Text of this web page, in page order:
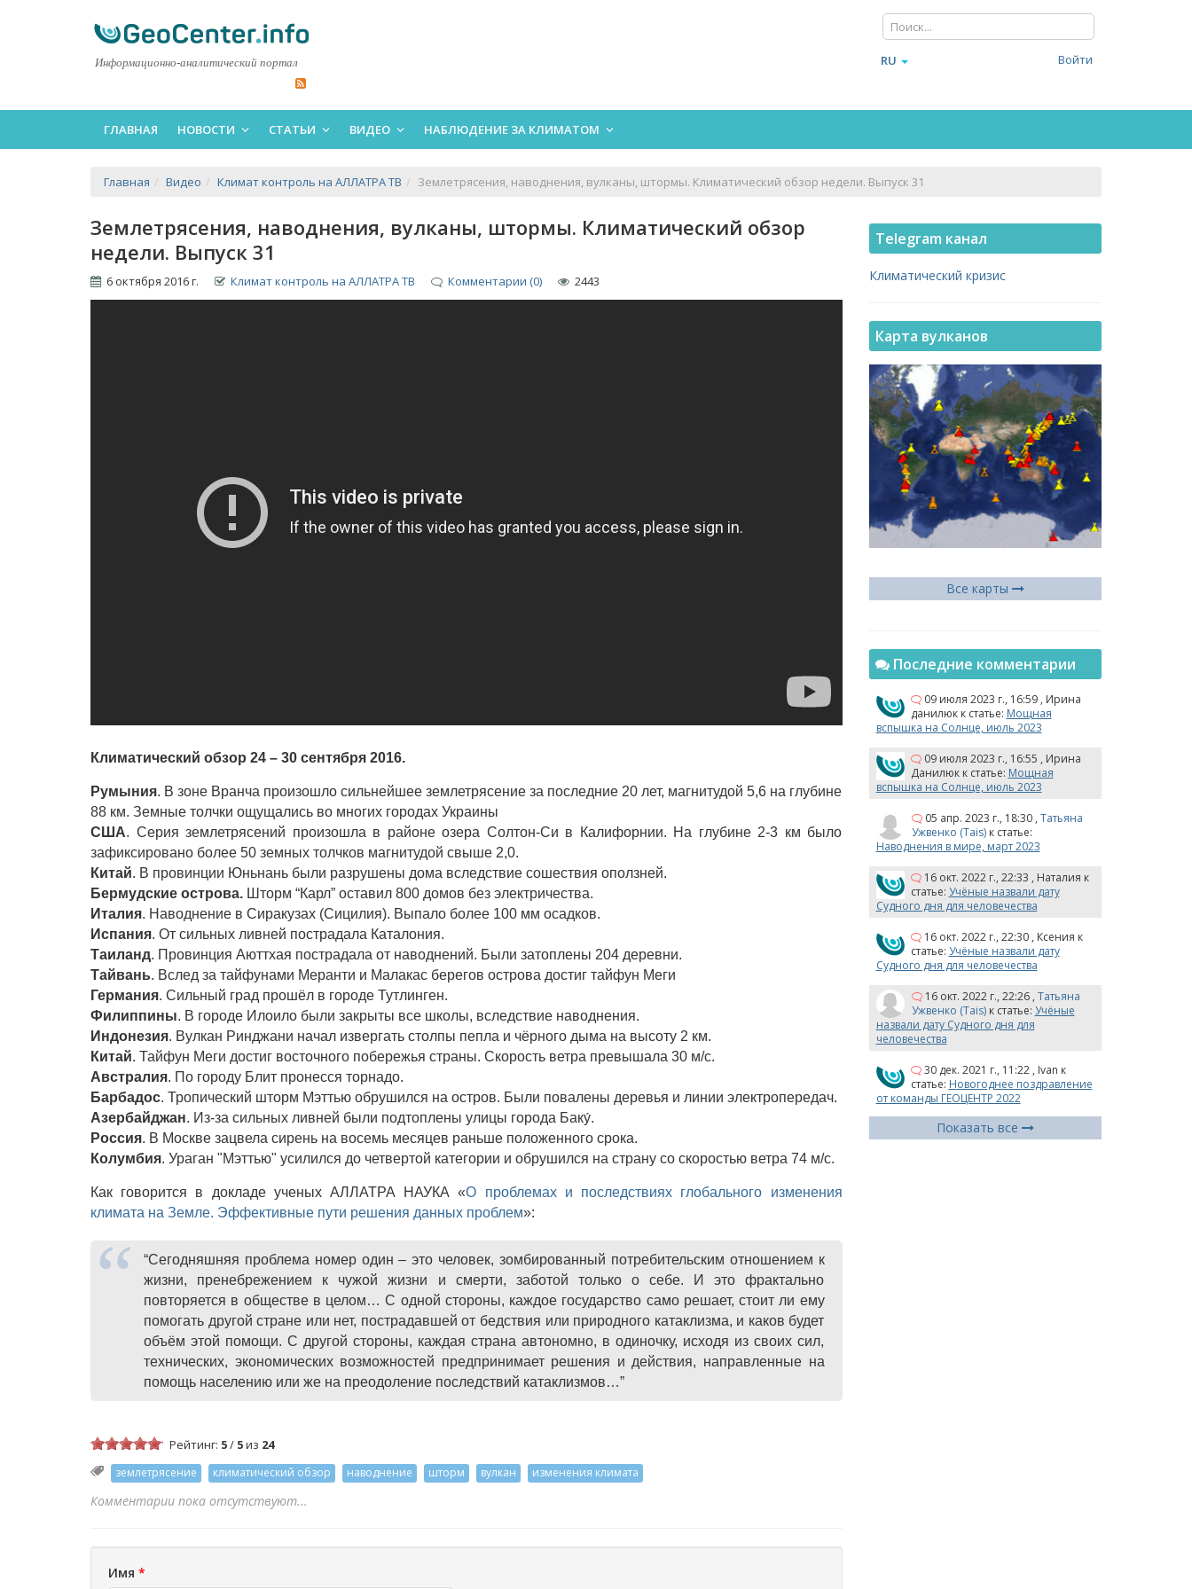
Информационно-аналитический портал RU Войти
ГЛАВНАЯ НОВОСТИ СТАТЬИ ВИДЕО НАБЛЮДЕНИЕ ЗА КЛИМАТОМ
Главная Видео Климат контроль на АЛЛАТРА ТВ Землетрясения, наводнения, вулканы, штормы. Климатический обзор недели. Выпуск 31
Землетрясения, наводнения, вулканы, штормы. Климатический обзор
недели. Выпуск 31
6 октября 2016 г. Климат контроль на АЛЛАТРА ТВ Комментарии (0) 2443
Климатический обзор 24 – 30 сентября 2016.
Румыния. В зоне Вранча произошло сильнейшее землетрясение за последние 20 лет, магнитудой 5,6 на глубине
88 км. Земные толчки ощущались во многих городах Украины
США. Серия землетрясений произошла в районе озера Солтон-Си в Калифорнии. На глубине 2-3 км было
зафиксировано более 50 земных толчков магнитудой свыше 2,0.
Китай. В провинции Юньнань были разрушены дома вследствие сошествия оползней.
Бермудские острова. Шторм “Карл” оставил 800 домов без электричества.
Италия. Наводнение в Сиракузах (Сицилия). Выпало более 100 мм осадков.
Испания. От сильных ливней пострадала Каталония.
Таиланд. Провинция Аюттхая пострадала от наводнений. Были затоплены 204 деревни.
Тайвань. Вслед за тайфунами Меранти и Малакас берегов острова достиг тайфун Меги
Германия. Сильный град прошёл в городе Тутлинген.
Филиппины. В городе Илоило были закрыты все школы, вследствие наводнения.
Индонезия. Вулкан Ринджани начал извергать столпы пепла и чёрного дыма на высоту 2 км.
Китай. Тайфун Меги достиг восточного побережья страны. Скорость ветра превышала 30 м/с.
Австралия. По городу Блит пронесся торнадо.
Барбадос. Тропический шторм Мэттью обрушился на остров. Были повалены деревья и линии электропередач.
Азербайджан. Из-за сильных ливней были подтоплены улицы города Баку́.
Россия. В Москве зацвела сирень на восемь месяцев раньше положенного срока.
Колумбия. Ураган "Мэттью" усилился до четвертой категории и обрушился на страну со скоростью ветра 74 м/с.
Как говорится в докладе ученых АЛЛАТРА НАУКА «О проблемах и последствиях глобального изменения
климата на Земле. Эффективные пути решения данных проблем»:
“Сегодняшняя проблема номер один ‒ это человек, зомбированный потребительским отношением к
жизни, пренебрежением к чужой жизни и смерти, заботой только о себе. И это фрактально
повторяется в обществе в целом… С одной стороны, каждое государство само решает, стоит ли ему
помогать другой стране или нет, пострадавшей от бедствия или природного катаклизма, и каков будет
объём этой помощи. С другой стороны, каждая страна автономно, в одиночку, исходя из своих сил,
технических, экономических возможностей предпринимает решения и действия, направленные на
помощь населению или же на преодоление последствий катаклизмов…”
Рейтинг: 5/ 5из 24
землетрясение климатический обзор наводнение шторм вулкан изменения климата
Комментарии пока отсутствуют...
Имя *
Telegram канал
Климатический кризис
Карта вулканов
Все карты
Последние комментарии
09 июля 2023 г., 16:59 , Ирина
данилюк к статье: Мощная
вспышка на Солнце, июль 2023
09 июля 2023 г., 16:55 , Ирина
Данилюк к статье: Мощная
вспышка на Солнце, июль 2023
05 апр. 2023 г., 18:30 , Татьяна
Ужвенко (Tais) к статье:
Наводнения в мире, март 2023
16 окт. 2022 г., 22:33 , Наталия к
статье: Учёные назвали дату
Судного дня для человечества
16 окт. 2022 г., 22:30 , Ксения к
статье: Учёные назвали дату
Судного дня для человечества
16 окт. 2022 г., 22:26 , Татьяна
Ужвенко (Tais) к статье: Учёные
назвали дату Судного дня для
человечества
30 дек. 2021 г., 11:22 , Ivan к
статье: Новогоднее поздравление
от команды ГЕОЦЕНТР 2022
Показать все